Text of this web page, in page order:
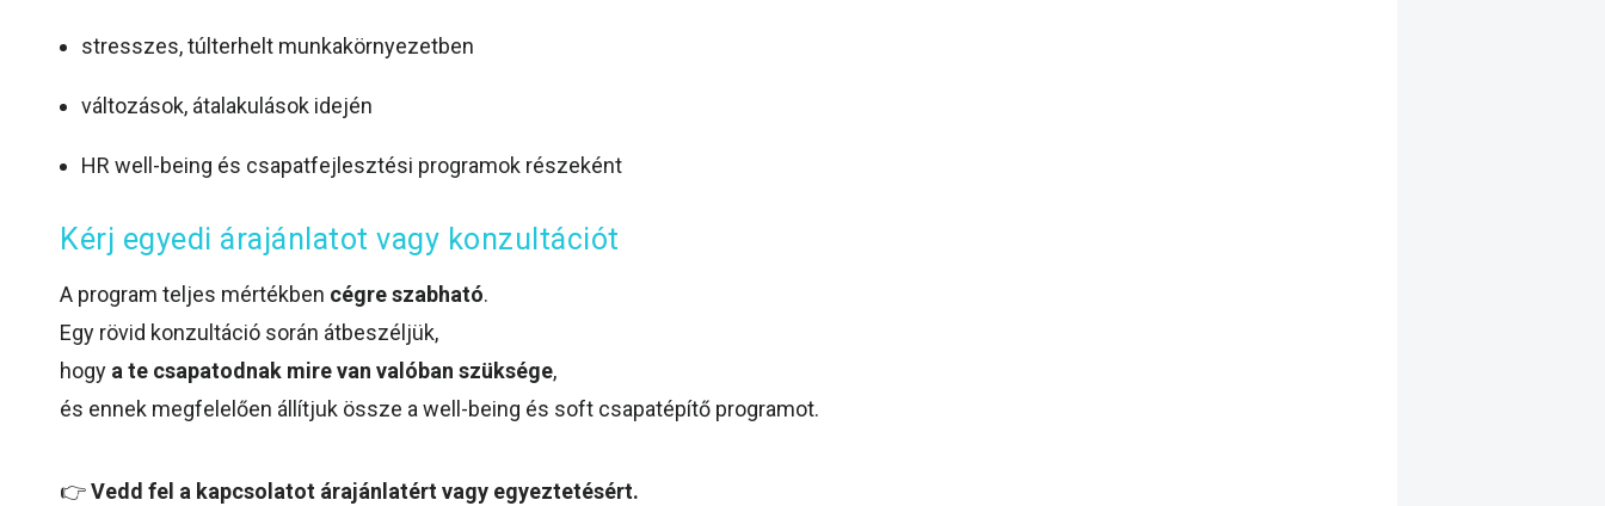
stresszes, túlterhelt munkakörnyezetben
változások, átalakulások idején
HR well-being és csapatfejlesztési programok részeként
Kérj egyedi árajánlatot vagy konzultációt
A program teljes mértékben cégre szabható.
Egy rövid konzultáció során átbeszéljük,
hogy a te csapatodnak mire van valóban szüksége,
és ennek megfelelően állítjuk össze a well-being és soft csapatépítő programot.
👉Vedd fel a kapcsolatot árajánlatért vagy egyeztetésért.